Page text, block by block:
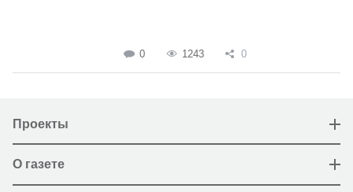
0 1243 0
Проекты
О газете